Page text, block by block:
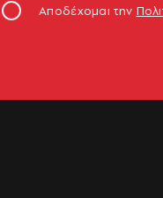
Αποδέχομαι την